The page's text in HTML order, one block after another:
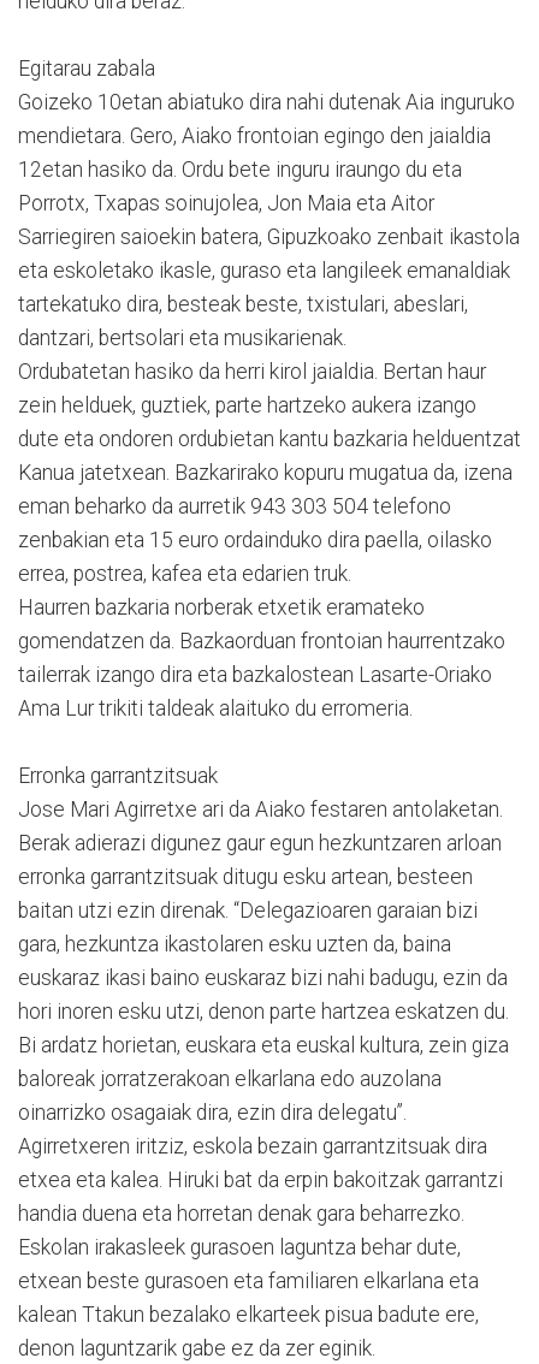
Egitarau zabala
Goizeko 10etan abiatuko dira nahi dutenak Aia inguruko
mendietara. Gero, Aiako frontoian egingo den jaialdia
12etan hasiko da. Ordu bete inguru iraungo du eta
Porrotx, Txapas soinujolea, Jon Maia eta Aitor
Sarriegiren saioekin batera, Gipuzkoako zenbait ikastola
eta eskoletako ikasle, guraso eta langileek emanaldiak
tartekatuko dira, besteak beste, txistulari, abeslari,
dantzari, bertsolari eta musikarienak.
Ordubatetan hasiko da herri kirol jaialdia. Bertan haur
zein helduek, guztiek, parte hartzeko aukera izango
dute eta ondoren ordubietan kantu bazkaria helduentzat
Kanua jatetxean. Bazkarirako kopuru mugatua da, izena
eman beharko da aurretik 943 303 504 telefono
zenbakian eta 15 euro ordainduko dira paella, oilasko
errea, postrea, kafea eta edarien truk.
Haurren bazkaria norberak etxetik eramateko
gomendatzen da. Bazkaorduan frontoian haurrentzako
tailerrak izango dira eta bazkalostean Lasarte-Oriako
Ama Lur trikiti taldeak alaituko du erromeria.
Erronka garrantzitsuak
Jose Mari Agirretxe ari da Aiako festaren antolaketan.
Berak adierazi digunez gaur egun hezkuntzaren arloan
erronka garrantzitsuak ditugu esku artean, besteen
baitan utzi ezin direnak. “Delegazioaren garaian bizi
gara, hezkuntza ikastolaren esku uzten da, baina
euskaraz ikasi baino euskaraz bizi nahi badugu, ezin da
hori inoren esku utzi, denon parte hartzea eskatzen du.
Bi ardatz horietan, euskara eta euskal kultura, zein giza
baloreak jorratzerakoan elkarlana edo auzolana
oinarrizko osagaiak dira, ezin dira delegatu”.
Agirretxeren iritziz, eskola bezain garrantzitsuak dira
etxea eta kalea. Hiruki bat da erpin bakoitzak garrantzi
handia duena eta horretan denak gara beharrezko.
Eskolan irakasleek gurasoen laguntza behar dute,
etxean beste gurasoen eta familiaren elkarlana eta
kalean Ttakun bezalako elkarteek pisua badute ere,
denon laguntzarik gabe ez da zer eginik.